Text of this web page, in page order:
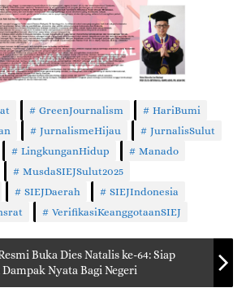
GreenJournalism
HariBumi
JurnalismeHijau
JurnalisSulut
LingkunganHidup
Manado
MusdaSIEJSulut2025
SIEJDaerah
SIEJIndonesia
VerifikasiKeanggotaanSIEJ
Buka Dies Natalis ke-64: Siap
Nyata Bagi Negeri